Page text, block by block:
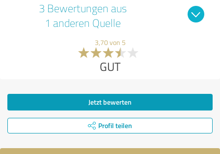
3 Bewertungen aus
1 anderen Quelle
3,70 von 5
GUT
Jetzt bewerten
Profil teilen